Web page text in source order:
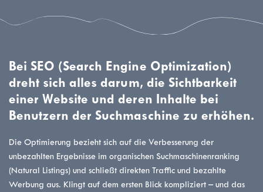
Bei SEO (Search Engine Optimization)
dreht sich alles darum, die Sichtbarkeit
einer Website und deren Inhalte bei
Benutzern der Suchmaschine zu erhöhen.
Die Optimierung bezieht sich auf die Verbesserung der
unbezahlten Ergebnisse im organischen Suchmaschinenranking
(Natural Listings) und schließt direkten Traffic und bezahlte
Werbung aus. Klingt auf dem ersten Blick kompliziert – und das